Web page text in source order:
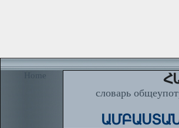
Home
словарь